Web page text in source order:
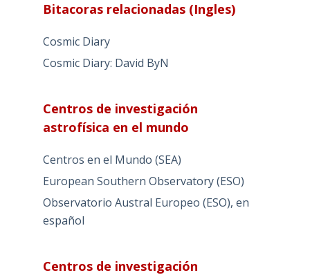
Bitacoras relacionadas (Ingles)
Cosmic Diary
Cosmic Diary: David ByN
Centros de investigación
astrofísica en el mundo
Centros en el Mundo (SEA)
European Southern Observatory (ESO)
Observatorio Austral Europeo (ESO), en
español
Centros de investigación